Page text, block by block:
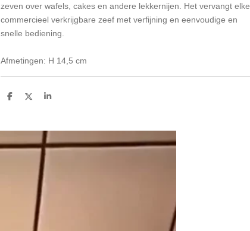
zeven over wafels, cakes en andere lekkernijen. Het vervangt elke
commercieel verkrijgbare zeef met verfijning en eenvoudige en
snelle bediening.
Afmetingen: H 14,5 cm
D
n
D
S
e